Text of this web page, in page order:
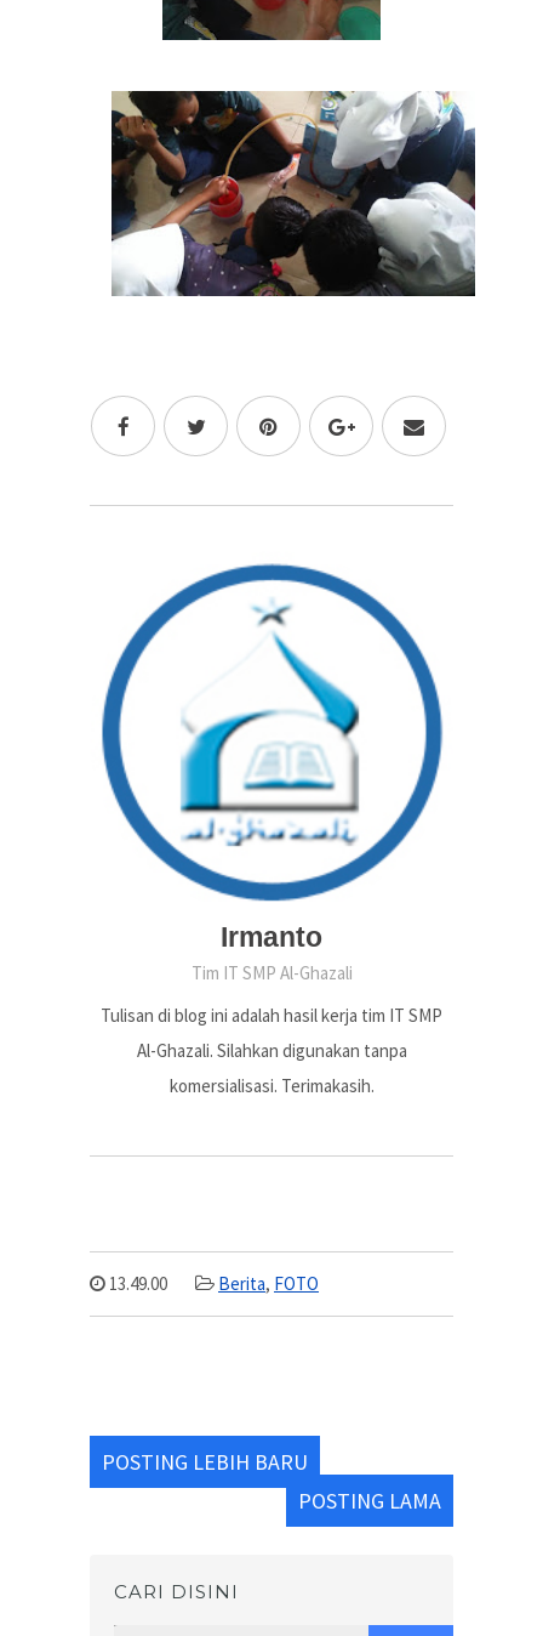
Irmanto
Tim IT SMP Al-Ghazali
Tulisan di blog ini adalah hasil kerja tim IT SMP
Al-Ghazali. Silahkan digunakan tanpa
komersialisasi. Terimakasih.
13.49.00 Berita, FOTO
POSTING LEBIH BARU
POSTING LAMA
CARI DISINI